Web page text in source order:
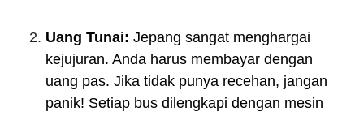
Uang Tunai: Jepang sangat menghargai
kejujuran. Anda harus membayar dengan
uang pas. Jika tidak punya recehan, jangan
panik! Setiap bus dilengkapi dengan mesin